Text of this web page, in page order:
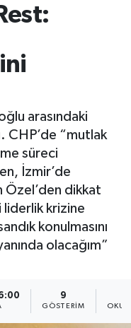
arasındaki
CHP’de “mutlak
süreci
İzmir’de
Özel’den dikkat
liderlik krizine
konulmasını
olacağım”
9
GÖSTERIM